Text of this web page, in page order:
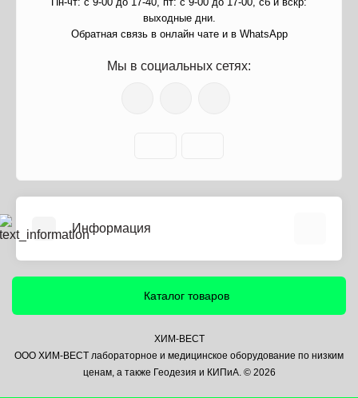
выходные дни.
Обратная связь в онлайн чате и в WhatsApp
Мы в социальных сетях:
Информация
Информация о доставке
Политика безопасности
Контакты
Каталог товаров
ХИМ-ВЕСТ
ООО ХИМ-ВЕСТ лабораторное и медицинское оборудование по низким
ценам, а также Геодезия и КИПиА. © 2026